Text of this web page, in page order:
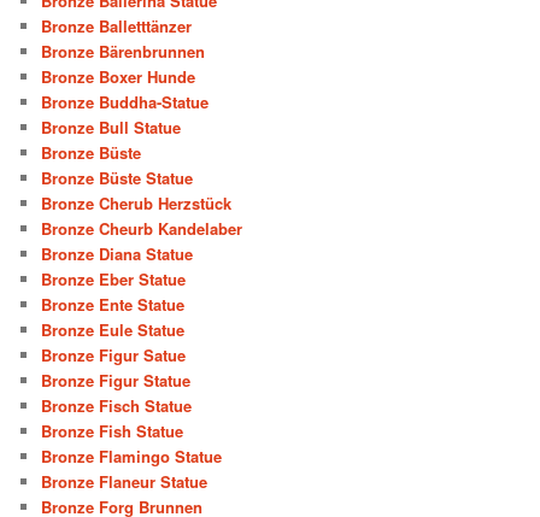
Bronze Balletttänzer
Bronze Bärenbrunnen
Bronze Boxer Hunde
Bronze Buddha-Statue
Bronze Bull Statue
Bronze Büste
Bronze Büste Statue
Bronze Cherub Herzstück
Bronze Cheurb Kandelaber
Bronze Diana Statue
Bronze Eber Statue
Bronze Ente Statue
Bronze Eule Statue
Bronze Figur Satue
Bronze Figur Statue
Bronze Fisch Statue
Bronze Fish Statue
Bronze Flamingo Statue
Bronze Flaneur Statue
Bronze Forg Brunnen